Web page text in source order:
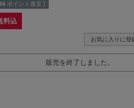
ポイント進呈 ]
料込
お気に入りに登
販売を終了しました。